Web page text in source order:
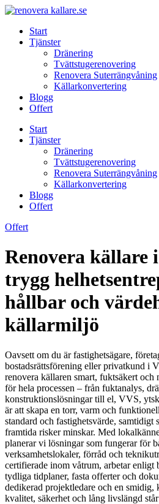
Skip
contentStart
Tjänster
Dränering
Tvättstugerenovering
Renovera Suterrängvåning
Källarkonvertering
Blogg
Offert
Start
Tjänster
Dränering
Tvättstugerenovering
Renovera Suterrängvåning
Källarkonvertering
Blogg
Offert
Offert
Renovera källare
trygg
hållbar och
källarmiljö
Oavsett om du är fastighetsägare,
bostadsrättsförening eller privatkund i
renovera källaren smart, fuktsäkert
för hela processen – från fuktanalys,
konstruktionslösningar till el, VVS,
är att skapa en torr, varm och
standard och fastighetsvärde, samtidigt
framtida risker minskar. Med
planerar vi lösningar som fungerar för
verksamhetslokaler, förråd och
certifierade inom våtrum, arbetar enligt
tydliga tidplaner, fasta offerter och
dedikerad projektledare och en
kvalitet, säkerhet och lång livslängd